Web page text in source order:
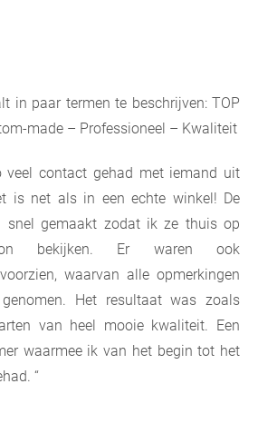
in paar termen te beschrijven: TOP
made – Professioneel – Kwaliteit
contact gehad met iemand uit
is net als in een echte winkel! De
snel gemaakt zodat ik ze thuis op
bekijken. Er waren ook
waarvan alle opmerkingen
Het resultaat was zoals
van heel mooie kwaliteit. Een
waarmee ik van het begin tot het
“